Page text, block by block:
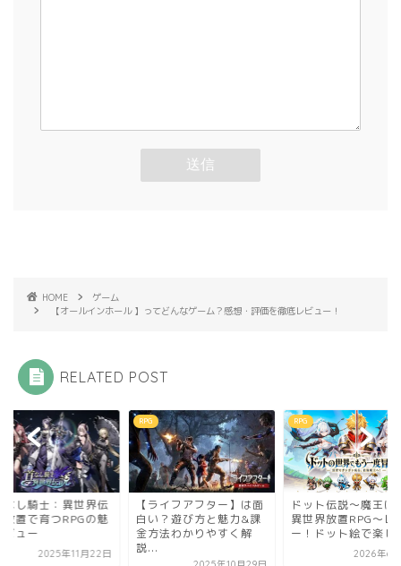
HOME
ゲーム
【オールインホール 】ってどんなゲーム？感想・評価を徹底レビュー！
RELATED POST
イフアフター】は面
？遊び方と魅力&課
わかりやすく解
RPG
ドット伝説～魔王になる
異世界放置RPG～レビュ
ー！ドット絵で楽しめ...
ゲーム
『しあわせ文鳥LIFE
て面白い？遊び方紹
2025年12